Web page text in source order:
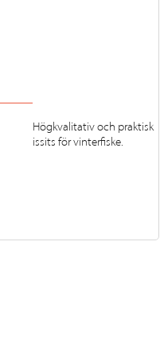
Högkvalitativ och praktisk
issits för vinterfiske.